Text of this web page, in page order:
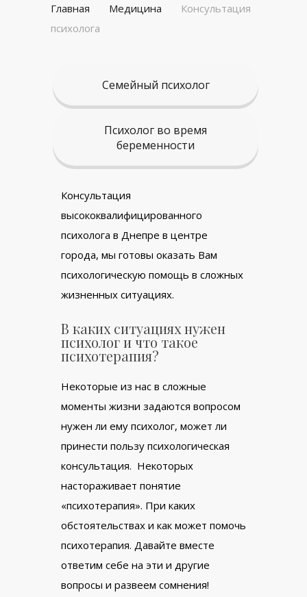
Главная Медицина
Консультация
психолога
Семейный психолог
Психолог во время
беременности
Консультация
высококвалифицированного
психолога в Днепре в центре
города, мы готовы оказать Вам
психологическую помощь в сложных
жизненных ситуациях.
В каких ситуациях нужен
психолог и что такое
психотерапия?
Некоторые из нас в сложные
моменты жизни задаются вопросом
нужен ли ему психолог, может ли
принести пользу психологическая
консультация. Некоторых
настораживает понятие
«психотерапия». При каких
обстоятельствах и как может помочь
психотерапия. Давайте вместе
ответим себе на эти и другие
вопросы и развеем сомнения!